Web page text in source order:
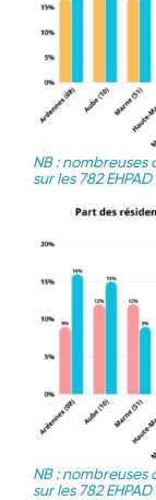
NB : nombreuses
sur les 782
NB : nombreuses
sur les 782